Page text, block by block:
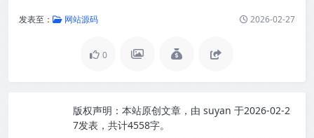
发表至： 网站源码 2026-02-27
0
版权声明： 本站原创文章，由 suyan 于2026-02-2
7发表，共计4558字。